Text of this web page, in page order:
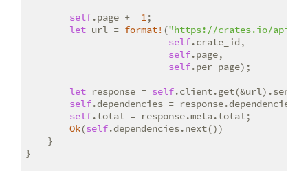
self.page += 1;
let url = format! ("https://crates.io/api/v1/
self.crate_id,
self.page,
self.per_page);
let response = self
self.dependencies =
self.total = response.meta.total;
Ok(self.dependencies.next())
    }
}